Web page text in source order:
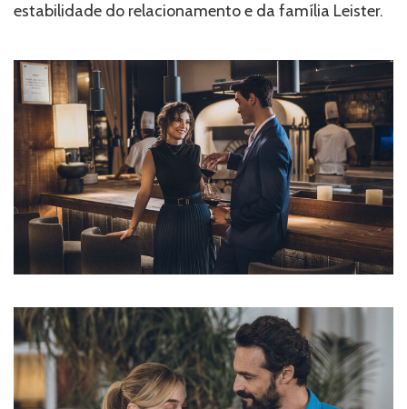
estabilidade do relacionamento e da família Leister.